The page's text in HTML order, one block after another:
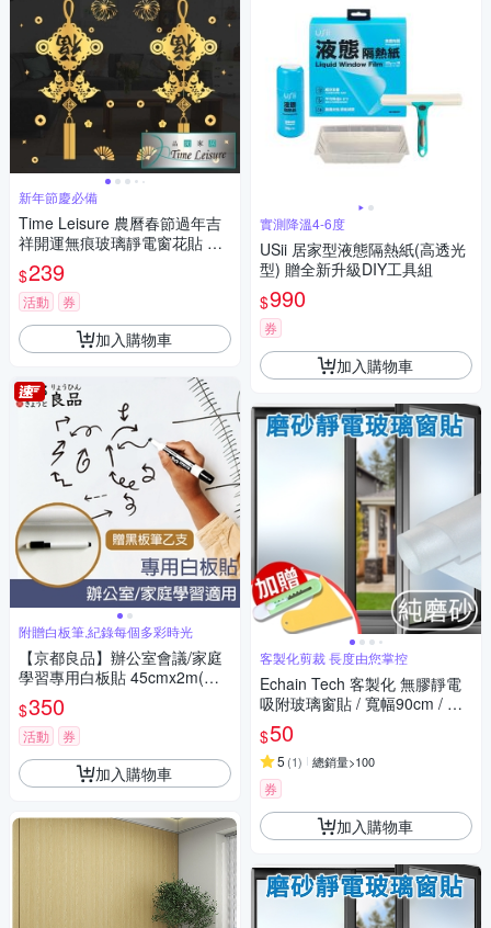
新年節慶必備
Time Leisure 農曆春節過年吉
祥開運無痕玻璃靜電窗花貼 富
貴金福
$239
活動 券
加入購物車
附贈白板筆,紀錄每個多彩時光
【京都良品】辦公室會議/家庭
學習專用白板貼 45cmx2m(附
白板筆)
$350
活動 券
加入購物車
實測降溫4-6度
USii 居家型液態隔熱紙(高透光
型) 贈全新升級DIY工具組
$990
券
加入購物車
客製化剪裁 長度由您掌控
Echain Tech 客製化 無膠靜電
吸附玻璃窗貼 / 寬幅90cm / 每
單位10cm / 共9款
$50
5 (1) 總銷量>100
券
加入購物車